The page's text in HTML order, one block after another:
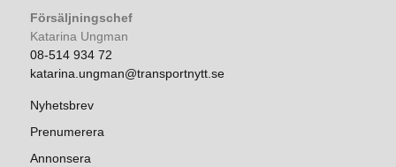
Försäljningschef
Katarina Ungman
08-514 934 72
katarina.ungman@transportnytt.se
Nyhetsbrev
Prenumerera
Annonsera